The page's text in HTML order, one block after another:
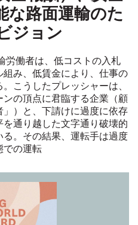
な路面運輸のた
ジョン
労働者は、低コストの入札
み、低賃金により、仕事の
こうしたプレッシャーは、
の頂点に君臨する企業（顧
）と、下請けに過度に依存
通り越した文字通り破壊的
。その結果、運転手は過度
での運転